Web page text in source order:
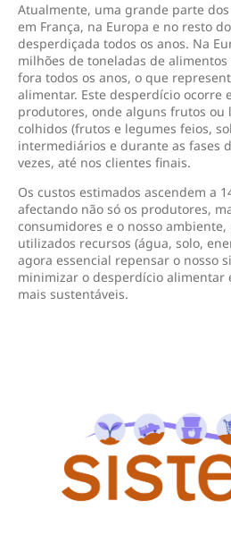
Atualmente, uma grande parte
em França, na Europa e no resto
desperdiçada todos os anos. Na
milhões de toneladas de
fora todos os anos, o que
alimentar. Este desperdício ocorre
produtores, onde alguns frutos ou
colhidos (frutos e legumes feios,
intermediários e durante as fases
vezes, até nos clientes finais.
Os custos estimados ascendem a
afectando não só os produtores,
consumidores e o nosso
utilizados recursos (água, solo,
agora essencial repensar o nosso
minimizar o desperdício alimentar
mais sustentáveis.